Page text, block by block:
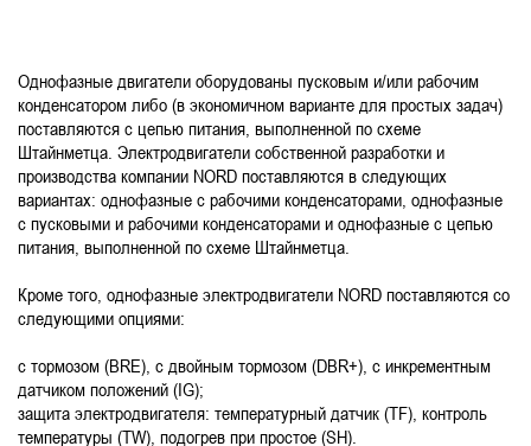
Однофазные двигатели оборудованы пусковым и/или рабочим
конденсатором либо (в экономичном варианте для простых задач)
поставляются с цепью питания, выполненной по схеме
Штайнметца. Электродвигатели собственной разработки и
производства компании NORD поставляются в следующих
вариантах: однофазные с рабочими конденсаторами, однофазные
с пусковыми и рабочими конденсаторами и однофазные с цепью
питания, выполненной по схеме Штайнметца.
Кроме того, однофазные электродвигатели NORD поставляются со
следующими опциями:
с тормозом (BRE), с двойным тормозом (DBR+), с инкрементным
датчиком положений (IG);
защита электродвигателя: температурный датчик (TF), контроль
температуры (TW), подогрев при простое (SH).